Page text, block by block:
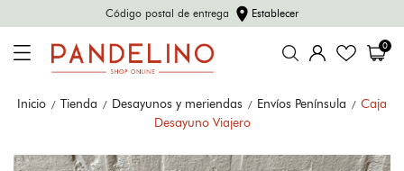
Código postal de entrega location_on Establecer
0
Inicio Tienda Desayunos y meriendas Envíos Península
Caja
Desayuno Viajero